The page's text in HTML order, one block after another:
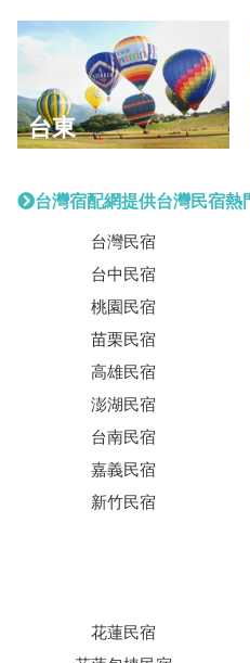
台東
台灣宿配網提供台灣民宿熱
台灣民宿
台中民宿
桃園民宿
苗栗民宿
高雄民宿
澎湖民宿
台南民宿
嘉義民宿
新竹民宿
花蓮民宿